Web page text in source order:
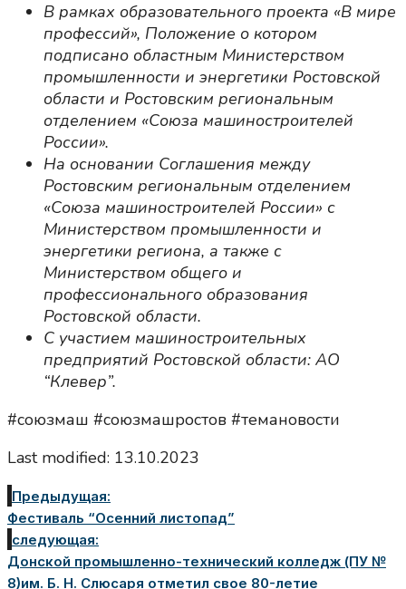
В рамках образовательного проекта «В мире
профессий», Положение о котором
подписано областным Министерством
промышленности и энергетики Ростовской
области и Ростовским региональным
отделением «Союза машиностроителей
России».
На основании Соглашения между
Ростовским региональным отделением
«Союза машиностроителей России» с
Министерством промышленности и
энергетики региона, а также с
Министерством общего и
профессионального образования
Ростовской области.
С участием машиностроительных
предприятий Ростовской области: АО
“Клевер”.
#союзмаш #союзмашростов #темановости
Last modified: 13.10.2023
Предыдущая:
Фестиваль “Осенний листопад”
следующая:
Донской промышленно-технический колледж (ПУ №
8)им. Б. Н. Слюсаря отметил свое 80-летие